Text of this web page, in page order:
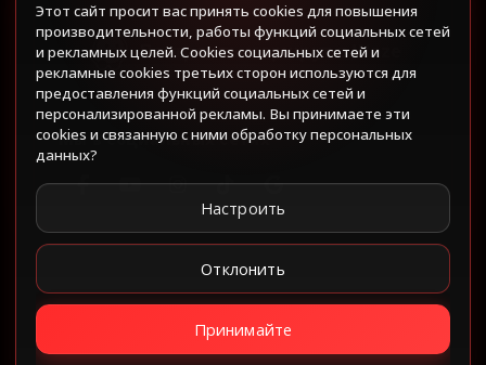
Построить маршрут в Waze
Мы в социальных сетях
Этот сайт просит вас принять cookies для повышения
производительности, работы функций социальных сетей
и рекламных целей. Cookies социальных сетей и
рекламные cookies третьих сторон используются для
предоставления функций социальных сетей и
персонализированной рекламы. Вы принимаете эти
cookies и связанную с ними обработку персональных
данных?
Настроить
Отклонить
Принимайте